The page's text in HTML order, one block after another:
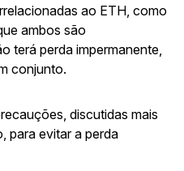
ao ETH, como
ambos são
terá perda impermanente,
conjunto.
discutidas mais
para evitar a perda